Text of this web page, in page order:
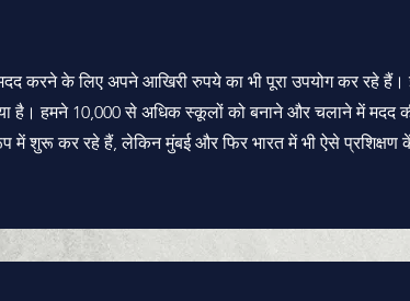
करने के लिए अपने आखिरी रुपये का भी पूरा उपयोग कर रहे हैं।
है। हमने 10,000 से अधिक स्कूलों को बनाने और चलाने में मदद
में शुरू कर रहे हैं, लेकिन मुंबई और फिर भारत में भी ऐसे प्रशिक्षण